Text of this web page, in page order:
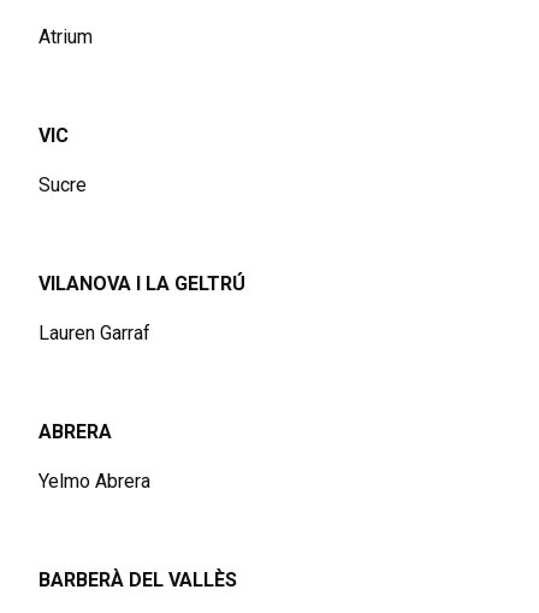
Atrium
VIC
Sucre
VILANOVA I LA GELTRÚ
Lauren Garraf
ABRERA
Yelmo Abrera
BARBERÀ DEL VALLÈS